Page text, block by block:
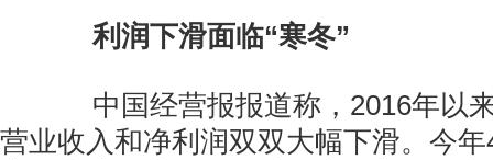
利润下滑面临“寒冬”
中国经营报报道称，2016年以
营业收入和净利润双双大幅下滑。今